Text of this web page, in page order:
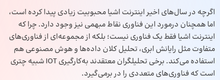
اگرچه در سال‌های اخیر اینترنت اشیا محبوبیت زیادی پیدا کرده است،
اما همچنان درمورد این فناوری نقاط مبهمی نیز وجود دارد. چرا که
اینترنت اشیا فقط یک فناوری نیست؛ بلکه از مجموعه‌ای از فناوری‌های
متفاوت مثل رایانش ابری، تحلیل کلان داده‌ها و هوش مصنوعی هم
استفاده می‌کند. برخی تحلیلگران معتقدند به‌کارگیری IOT شبیه چتری
است که فناوری‌های متعددی را در برمی‌گیرد.